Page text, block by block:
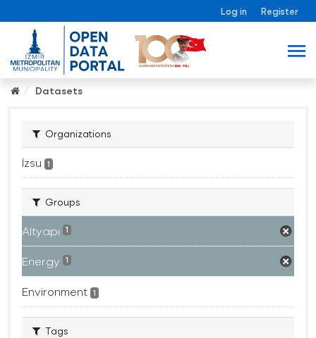
Log in Register
Datasets
Organizations
İzsu 1
Groups
Altyapı 1
Energy 1
Environment 1
Tags